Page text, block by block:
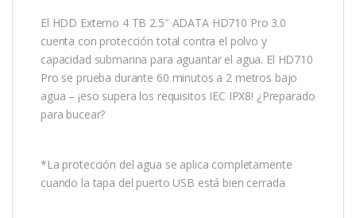
El HDD Externo 4 TB 2.5″ ADATA HD710 Pro 3.0
cuenta con protección total contra el polvo y
capacidad submarina para aguantar el agua. El HD710
Pro se prueba durante 60 minutos a 2 metros bajo
agua – ¡eso supera los requisitos IEC IPX8! ¿Preparado
para bucear?
*La protección del agua se aplica completamente
cuando la tapa del puerto USB está bien cerrada